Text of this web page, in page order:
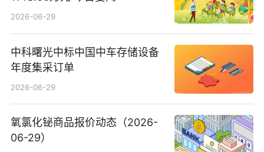
2026-06-29
中科曙光中标中国中车存储设备
年度集采订单
2026-06-29
氧氯化铋商品报价动态（2026-
06-29）